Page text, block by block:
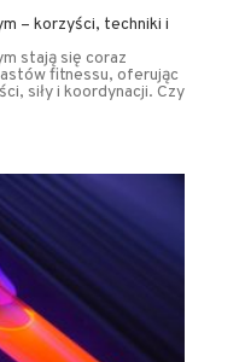
– korzyści, techniki i
stają się coraz
fitnessu, oferując
siły i koordynacji. Czy